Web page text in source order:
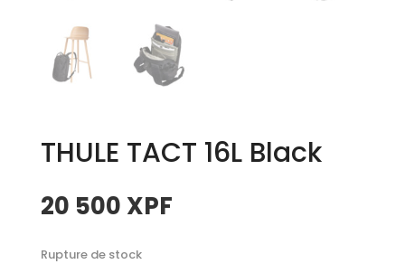
THULE TACT 16L Black
20 500 XPF
Rupture de stock